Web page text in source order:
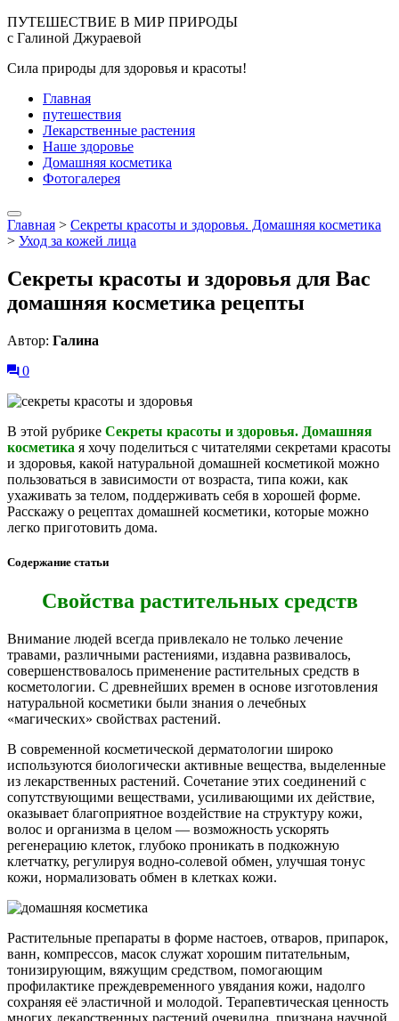
ПУТЕШЕСТВИЕ В МИР ПРИРОДЫ
с Галиной Джураевой
Сила природы для здоровья и красоты!
Главная
путешествия
Лекарственные растения
Наше здоровье
Домашняя косметика
Фотогалерея
Главная > Секреты красоты и здоровья. Домашняя косметика
> Уход за кожей лица
Секреты красоты и здоровья для Вас
домашняя косметика рецепты
Автор: Галина
0
В этой рубрике Секреты красоты и здоровья. Домашняя
косметика я хочу поделиться с читателями секретами красоты
и здоровья, какой натуральной домашней косметикой можно
пользоваться в зависимости от возраста, типа кожи, как
ухаживать за телом, поддерживать себя в хорошей форме.
Расскажу о рецептах домашней косметики, которые можно
легко приготовить дома.
Содержание статьи
Свойства растительных средств
Внимание людей всегда привлекало не только лечение
травами, различными растениями, издавна развивалось,
совершенствовалось применение растительных средств в
косметологии. С древнейших времен в основе изготовления
натуральной косметики были знания о лечебных
«магических» свойствах растений.
В современной косметической дерматологии широко
используются биологически активные вещества, выделенные
из лекарственных растений. Сочетание этих соединений с
сопутствующими веществами, усиливающими их действие,
оказывает благоприятное воздействие на структуру кожи,
волос и организма в целом — возможность ускорять
регенерацию клеток, глубоко проникать в подкожную
клетчатку, регулируя водно-солевой обмен, улучшая тонус
кожи, нормализовать обмен в клетках кожи.
Растительные препараты в форме настоев, отваров, припарок,
ванн, компрессов, масок служат хорошим питательным,
тонизирующим, вяжущим средством, помогающим
профилактике преждевременного увядания кожи, надолго
сохраняя её эластичной и молодой. Терапевтическая ценность
многих лекарственных растений очевидна, признана научной